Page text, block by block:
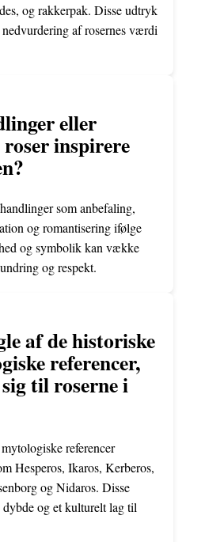
og rakkerpak. Disse udtryk
af rosernes værdi
eller
inspirere
som anbefaling,
og romantisering ifølge
og symbolik kan vække
og respekt.
af de historiske
referencer,
til roserne i
referencer
Hesperos, Ikaros, Kerberos,
og Nidaros. Disse
og et kulturelt lag til